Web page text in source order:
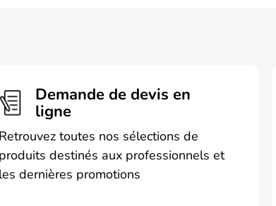
Demande de devis en
ligne
Retrouvez toutes nos sélections de
produits destinés aux professionnels et
les dernières promotions